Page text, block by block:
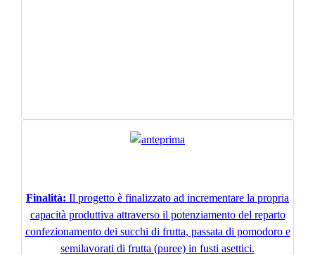
Finalità: Il progetto è finalizzato ad incrementare la propria
capacità produttiva attraverso il potenziamento del reparto
confezionamento dei succhi di frutta, passata di pomodoro e
semilavorati di frutta (puree) in fusti asettici.